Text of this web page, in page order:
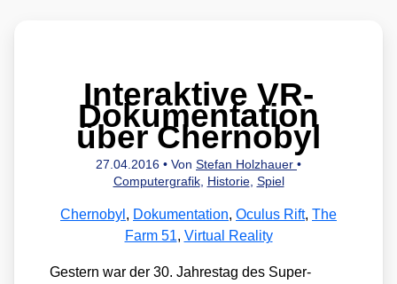
Interaktive VR-
Dokumentation
über Chernobyl
27.04.2016 • Von Stefan Holzhauer •
Computergrafik, Historie, Spiel
Chernobyl , Dokumentation, Oculus Rift, The
Farm 51, Virtual Reality
Ges­tern war der 30. Jah­res­tag des Super-